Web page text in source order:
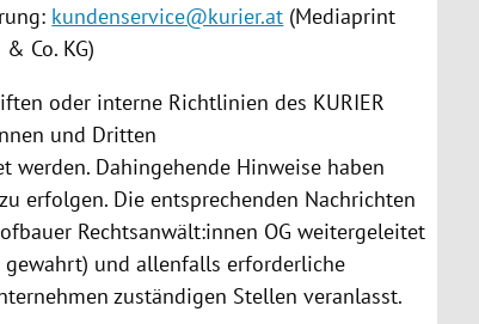
kundenservice@kurier.at (Mediaprint
Co. KG)
oder interne Richtlinien des KURIER
und Dritten
werden. Dahingehende Hinweise haben
erfolgen. Die entsprechenden Nachrichten
Rechtsanwält:innen OG weitergeleitet
und allenfalls erforderliche
zuständigen Stellen veranlasst.